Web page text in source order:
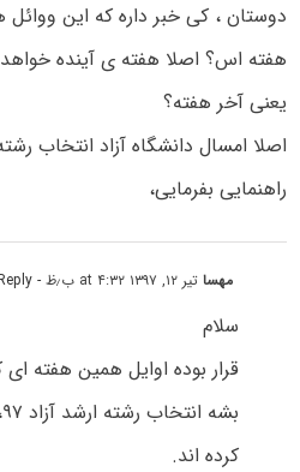
دوستان ، کی خبر داره که این ووائل
هفته اس؟ اصلا هفته ی آینده خواهد
یعنی آخر هفته؟
اصلا امسال دانشگاه آزاد انتخاب
راهنمایی بفرمایی،
مهساتیر ۱۲, ۱۳۹۷ at ۴:۳۲ ب٫ظ - Reply
سلام
قرار بوده اوایل همین هفته
کرده اند.